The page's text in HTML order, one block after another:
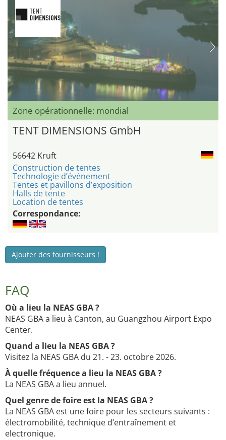
Zone opérationnelle: mondial
TENT DIMENSIONS GmbH
56642 Kruft
Construction de tentes
Technologie d’événement
Tentes et pavillons d’exposition
Halls de tente
Location de tentes
Correspondance:
Ajouter des fournisseurs !
FAQ
Où a lieu la NEAS GBA ?
NEAS GBA a lieu à Canton, au Guangzhou Airport Expo
Center.
Quand a lieu la NEAS GBA ?
Visitez la NEAS GBA du 21. - 23. octobre 2026.
À quelle fréquence a lieu la NEAS GBA ?
La NEAS GBA a lieu annuel.
Quel genre de foire est la NEAS GBA ?
La NEAS GBA est une foire pour les secteurs suivants :
électromobilité, technique d’entraînement et
electronique.